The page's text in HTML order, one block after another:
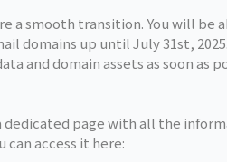
a smooth transition. You will be
domains up until July 31st,
and domain assets as soon as
page with all the
access it here: